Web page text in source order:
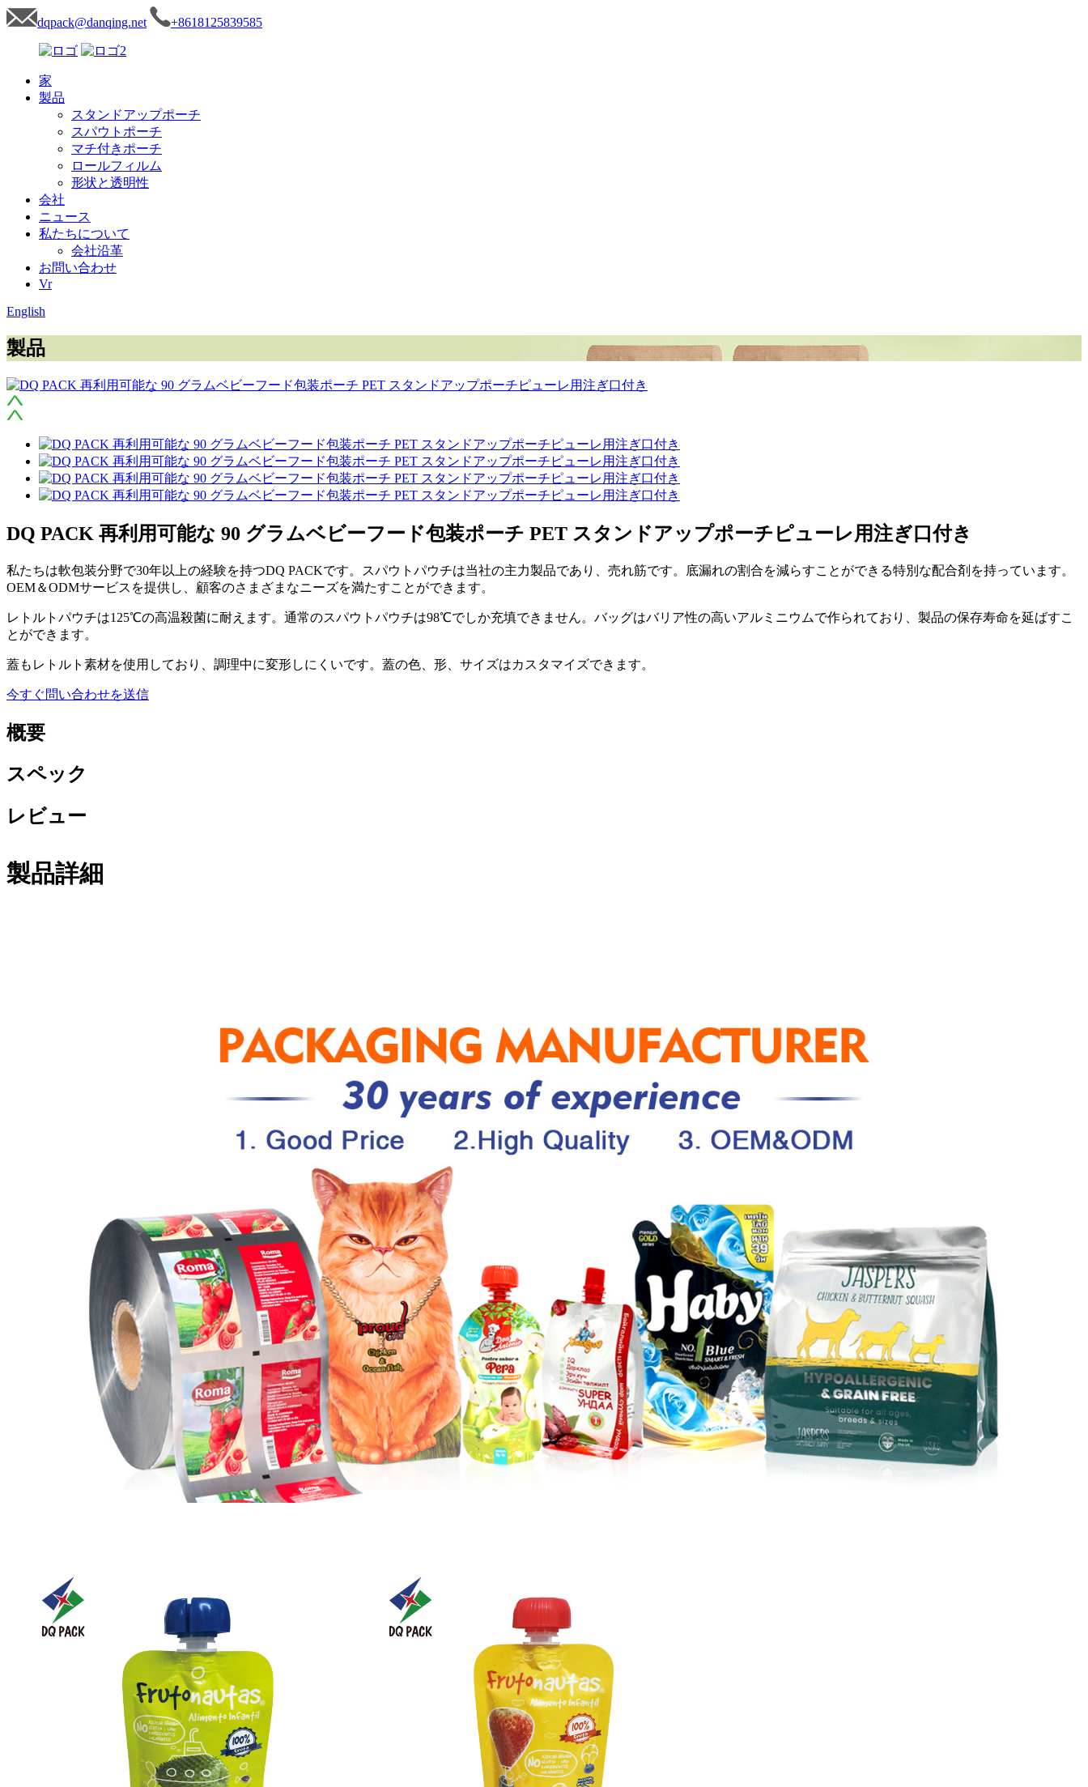
dqpack@danqing.net +8618125839585
家
製品
スタンドアップポーチ
スパウトポーチ
マチ付きポーチ
ロールフィルム
形状と透明性
会社
ニュース
私たちについて
会社沿革
お問い合わせ
Vr
English
製品
DQ PACK 再利用可能な 90 グラムベビーフード包装ポーチ PET スタンドアップポーチピューレ用注ぎ口付き
私たちは軟包装分野で30年以上の経験を持つDQ PACKです。スパウトパウチは当社の主力製品であり、売れ筋です。底漏れの割合を減らすことができる特別な配合剤を持っています。
OEM＆ODMサービスを提供し、顧客のさまざまなニーズを満たすことができます。
レトルトパウチは125℃の高温殺菌に耐えます。通常のスパウトパウチは98℃でしか充填できません。バッグはバリア性の高いアルミニウムで作られており、製品の保存寿命を延ばすこ
とができます。
蓋もレトルト素材を使用しており、調理中に変形しにくいです。蓋の色、形、サイズはカスタマイズできます。
今すぐ問い合わせを送信
概要
スペック
レビュー
製品詳細